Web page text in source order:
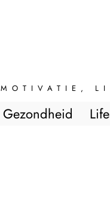
MOTIVATIE,
Gezondheid